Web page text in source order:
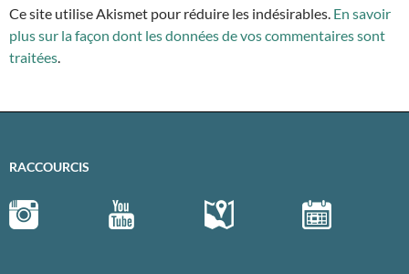
Ce site utilise Akismet pour réduire les indésirables. En savoir
plus sur la façon dont les données de vos commentaires sont
traitées
RACCOURCIS